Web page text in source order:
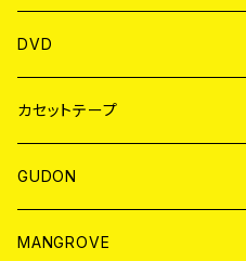
ANALOG
アパレル
BADGE
DVD
JAPAN
WORLD
カセットテープ
JAPAN
WORLD
GUDON
アパレル
MANGROVE